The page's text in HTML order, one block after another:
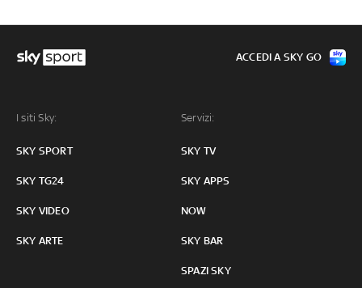
I siti Sky:
SKY SPORT
SKY TG24
SKY VIDEO
SKY ARTE
Servizi:
SKY TV
SKY APPS
NOW
SKY BAR
SPAZI SKY
ACCEDI A SKY GO